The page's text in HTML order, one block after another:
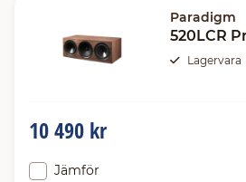
Paradigm
520LCR
Lagervara
10 490 kr
Jämför